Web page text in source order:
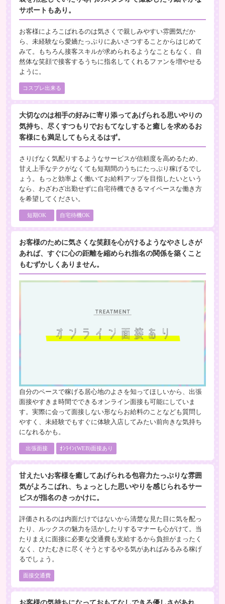
サポートもあり。
お客様によろこばれるのは気さくで親しみやすい雰囲気だか
ら、未経験なら愛嬌たっぷりにあいさつすることからはじめて
みて。もちろん接客スキルが求められるようなこともなく、自
然体な笑顔で接客するうちに指名してくれるファンを増やせる
ように。
コスプレ出来る
大切なのは相手の好みに寄り添ってあげられる思いやりの
気持ち、尽くすつもりでおもてなしすると癒しを求めるお
客様にも満足してもらえるはず。
さりげなく気配りするようなサービスが信頼度を高めるため、
甘え上手なテクがなくても短期間のうちにたっぷり稼げるでし
ょう。もっと効率よく働いてお給料アップを目指したいという
なら、わざわざ出勤せずに自宅待機できるマイペースな働き方
を希望してください。
短期OK 自宅待機OK
お客様のために気さくな笑顔を心がけるようなやさしさが
あれば、すぐに心の距離を縮められ指名の関係を築くこと
もむずかしくありません。
自分のペースで稼げる居心地のよさを知ってほしいから、出張
面接やすきま時間でできるオンライン面接も可能にしていま
す。実際に会って面接しない形ならお給料のことなども質問し
やすく、未経験でもすぐに体験入店してみたい前向きな気持ち
になれるかも。
出張面接 ｵﾝﾗｲﾝ(WEB)面接あり
甘えたいお客様を癒してあげられる包容力たっぷりな雰囲
気がよろこばれ、ちょっとした思いやりを感じられるサー
ビスが指名のきっかけに。
評価されるのは内面だけではないから清楚な見た目に気を配っ
たり、ルックスの魅力を活かしたりするマナーも心がけて。当
たりまえに面接に必要な交通費も支給するから負担がまったく
なく、ひたむきに尽くそうとするやる気があればみるみる稼げ
るでしょう。
面接交通費